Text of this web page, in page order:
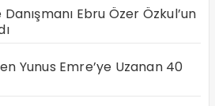
Danışmanı Ebru Özer Özkul’un
Yunus Emre’ye Uzanan 40